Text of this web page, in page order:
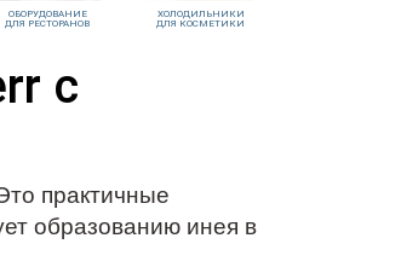
ОБОРУДОВАНИЕ
ДЛЯ РЕСТОРАНОВ
ХОЛОДИЛЬНИКИ
ДЛЯ КОСМЕТИКИ
с
практичные
образованию инея в